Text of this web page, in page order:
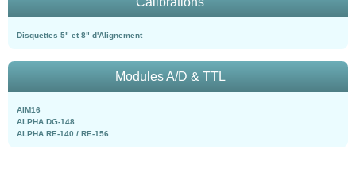
Disquettes 5" et 8" d'Alignement
Modules A/D & TTL
AIM16
ALPHA DG-148
ALPHA RE-140 / RE-156